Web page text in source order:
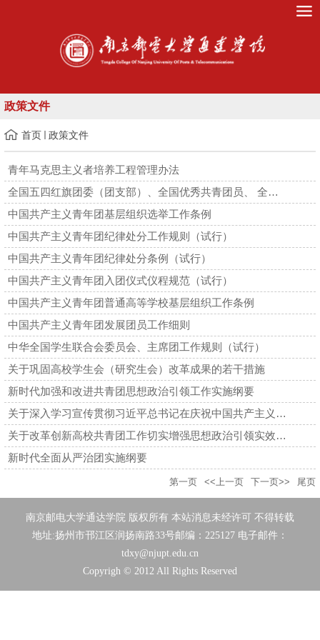
政策文件
首页 政策文件
青年马克思主义者培养工程管理办法
全国五四红旗团委（团支部）、全国优秀共青团员、 全国优秀共青...
中国共产主义青年团基层组织选举工作条例
中国共产主义青年团纪律处分工作规则（试行）
中国共产主义青年团纪律处分条例（试行）
中国共产主义青年团入团仪式仪程规范（试行）
中国共产主义青年团普通高等学校基层组织工作条例
中国共产主义青年团发展团员工作细则
中华全国学生联合会委员会、主席团工作规则（试行）
关于巩固高校学生会（研究生会）改革成果的若干措施
新时代加强和改进共青团思想政治引领工作实施纲要
关于深入学习宣传贯彻习近平总书记在庆祝中国共产主义青年团成立...
关于改革创新高校共青团工作切实增强思想政治引领实效的若干措施
新时代全面从严治团实施纲要
第一页 <<上一页 下一页>> 尾页
南京邮电大学通达学院 版权所有 本站消息未经许可 不得转载
地址:扬州市邗江区润扬南路33号邮编：225127 电子邮件：
tdxy@njupt.edu.cn
Copyrigh © 2012 All Rights Reserved